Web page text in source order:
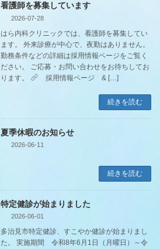
看護師を募集しています
2026-07-28
はら内科クリニックでは、看護師を募集してい
ます。 外来診療が中心で、夜勤はありません。
勤務条件などの詳細は採用情報ページをご覧く
ださい。 ご応募・お問い合わせをお待ちしてお
ります。
採用情報ページ & […]
続きを読む
夏季休暇のお知らせ
2026-06-11
続きを読む
特定健診が始まりました
2026-06-01
多治見市特定健診、すこやか健診が始まりまし
た。 実施期間 令和8年6月1日（月曜日）～令